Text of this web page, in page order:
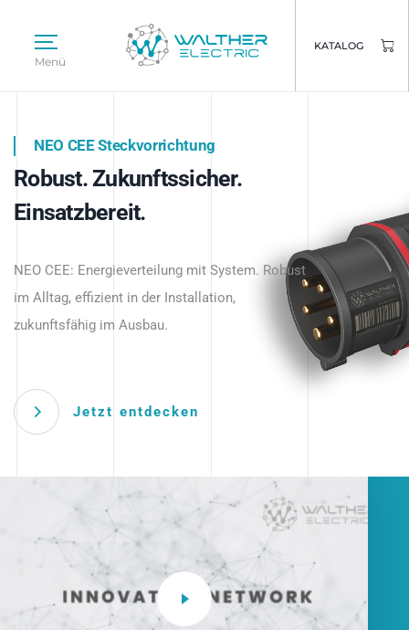
Menü
KATALOG
Intelligente Stromverteilung
beginnt hier.
NEO CEE Steckvorrichtung
Robust. Zukunftssicher.
Einsatzbereit.
NEO CEE: Energieverteilung mit System. Robust
im Alltag, effizient in der Installation,
zukunftsfähig im Ausbau.
Jetzt entdecken
Intelligenz trifft Energie.
Anwendungen – robust, IP-geschützt und
zukunftsfähig.